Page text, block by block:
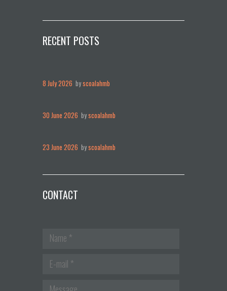
RECENT POSTS
8 July 2026 byscoalahmb
30 June 2026 byscoalahmb
23 June 2026 byscoalahmb
CONTACT